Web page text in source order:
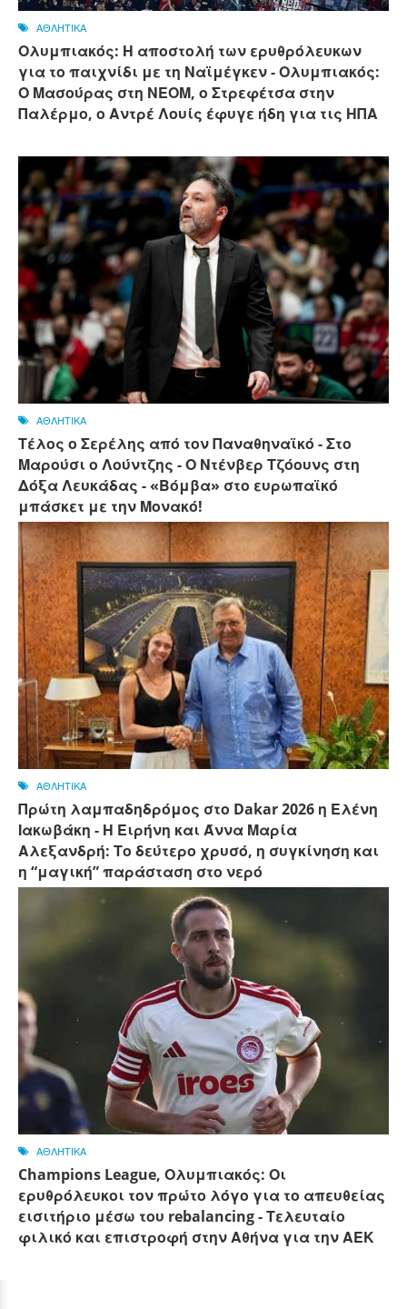
ΑΘΛΗΤΙΚΑ
Ολυμπιακός: Η αποστολή των ερυθρόλευκων
για το παιχνίδι με τη Ναϊμέγκεν - Ολυμπιακός:
Ο Μασούρας στη ΝΕΟΜ, ο Στρεφέτσα στην
Παλέρμο, ο Αντρέ Λουίς έφυγε ήδη για τις ΗΠΑ
ΑΘΛΗΤΙΚΑ
Τέλος ο Σερέλης από τον Παναθηναϊκό - Στο
Μαρούσι ο Λούντζης - Ο Ντένβερ Τζόουνς στη
Δόξα Λευκάδας - «Βόμβα» στο ευρωπαϊκό
μπάσκετ με την Μονακό!
ΑΘΛΗΤΙΚΑ
Πρώτη λαμπαδηδρόμος στο Dakar 2026 η Ελένη
Ιακωβάκη - Η Ειρήνη και Άννα Μαρία
Αλεξανδρή: Το δεύτερο χρυσό, η συγκίνηση και
η “μαγική” παράσταση στο νερό
ΑΘΛΗΤΙΚΑ
Champions League, Ολυμπιακός: Οι
ερυθρόλευκοι τον πρώτο λόγο για το απευθείας
εισιτήριο μέσω του rebalancing - Τελευταίο
φιλικό και επιστροφή στην Αθήνα για την ΑΕΚ